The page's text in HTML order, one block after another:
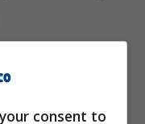
in merito a
consent to